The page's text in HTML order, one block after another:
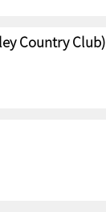
Country Club)